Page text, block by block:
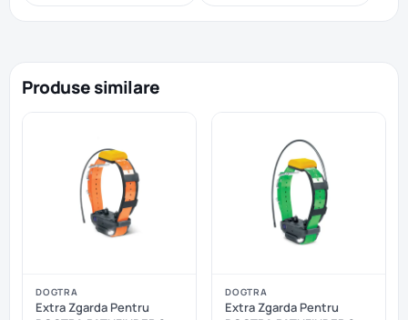
Produse similare
DOGTRA
Extra Zgarda Pentru
DOGTRA
Extra Zgarda Pentru